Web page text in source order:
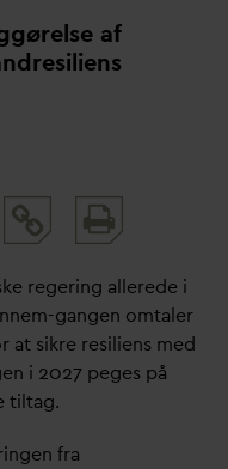
af
and
regering allerede i
gangen omtaler
sikre resiliens med
i 2027 peges på
tiltag.
fra